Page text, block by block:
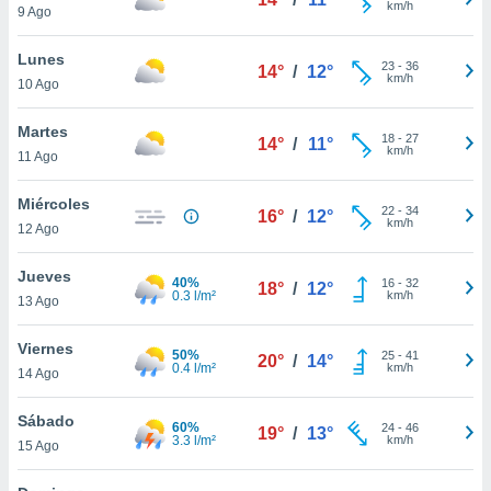
más
nuestra
y
disponible
cookies
aceptar
9 Ago
km/h
Lunes
10 Ago
14° / 12° 23- 36
km/h
Martes
11 Ago
14° / 11° 18- 27
km/h
Miércoles
12 Ago
16° / 12° 22- 34
km/h
Jueves
13 Ago
40%
0.3 l/m²
18° / 12° 16- 32
km/h
Viernes
14 Ago
50%
0.4 l/m²
20° / 14° 25- 41
km/h
Sábado
15 Ago
60%
3.3 l/m²
19° / 13° 24- 46
km/h